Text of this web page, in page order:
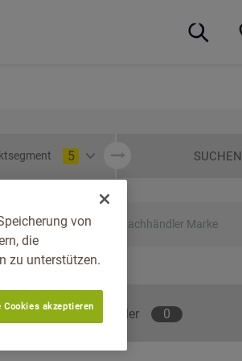
5 SUCHEN
Fachhändler Marke
Fachhändler 0
von
die
zu unterstützen.
Cookies akzeptieren